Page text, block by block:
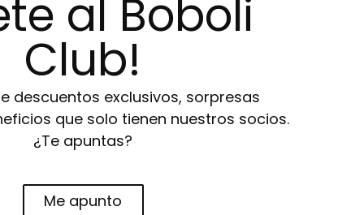
al Boboli
Club!
descuentos exclusivos, sorpresas
que solo tienen nuestros socios.
¿Te apuntas?
Me apunto